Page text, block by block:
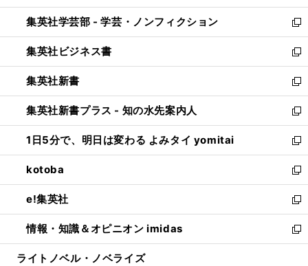
開
く
ウ
で
開
く
ン
ド
ウ
で
開
く
ウ
ィ
ン
ド
ウ
で
開
く
集英社学芸部 - 学芸・ノンフィクション
新
し
い
ウ
ィ
ン
ド
ウ
で
開
く
集英社ビジネス書
新
し
い
ウ
ィ
ン
ド
ウ
で
開
く
集英社新書
新
し
い
ウ
ィ
ン
ド
ウ
で
開
く
集英社新書プラス - 知の水先案内人
新
し
い
ウ
ィ
ン
ド
ウ
で
開
1日5分で、明日は変わる よみタイ yomitai
新
し
い
ウ
ィ
ン
ド
ウ
kotoba
新
し
い
ウ
ィ
ン
e!集英社
新
し
い
ウ
情報・知識＆オピニオン imidas
新
し
ライトノベル・ノベライズ